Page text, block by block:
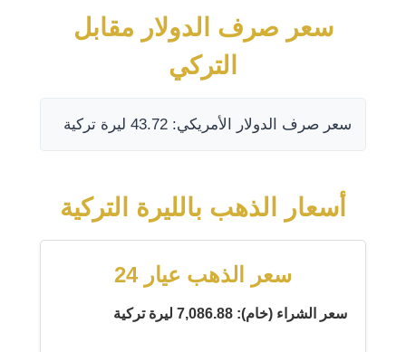
سعر صرف الدولار مقابل
التركي
سعر صرف الدولار الأمريكي: 43.72 ليرة تركية
أسعار الذهب بالليرة التركية
سعر الذهب عيار 24
سعر الشراء (خام): 7,086.88 ليرة تركية